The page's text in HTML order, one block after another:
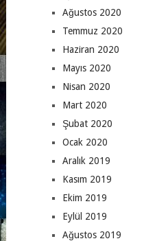
Ağustos 2020
Temmuz 2020
Haziran 2020
Mayıs 2020
Nisan 2020
Mart 2020
Şubat 2020
Ocak 2020
Aralık 2019
Kasım 2019
Ekim 2019
Eylül 2019
Ağustos 2019